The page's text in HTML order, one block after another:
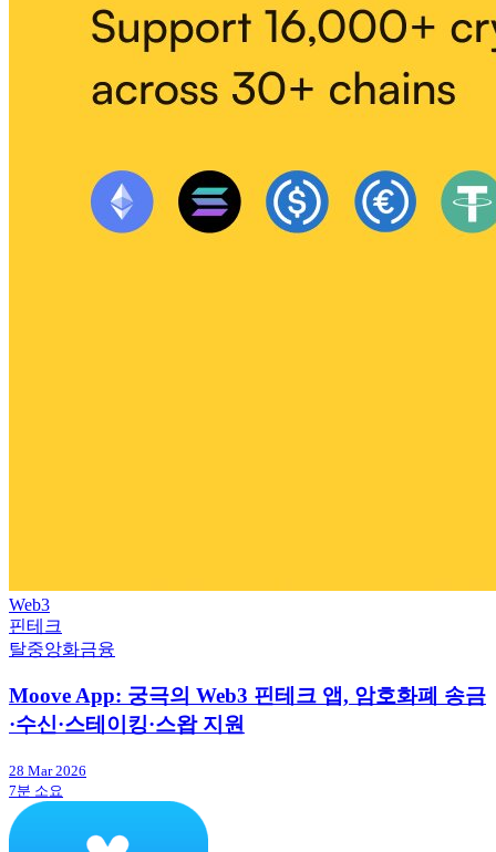
Web3
핀테크
탈중앙화금융
Moove App: 궁극의 Web3 핀테크 앱, 암호화폐 송금
·수신·스테이킹·스왑 지원
28 Mar 2026
7분 소요